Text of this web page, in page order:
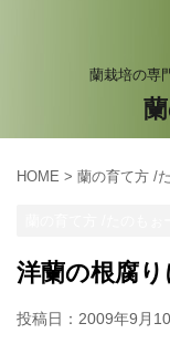
蘭栽培の専
HOME > 蘭の育て方 /
洋蘭の根腐
投稿日： 2009年9月